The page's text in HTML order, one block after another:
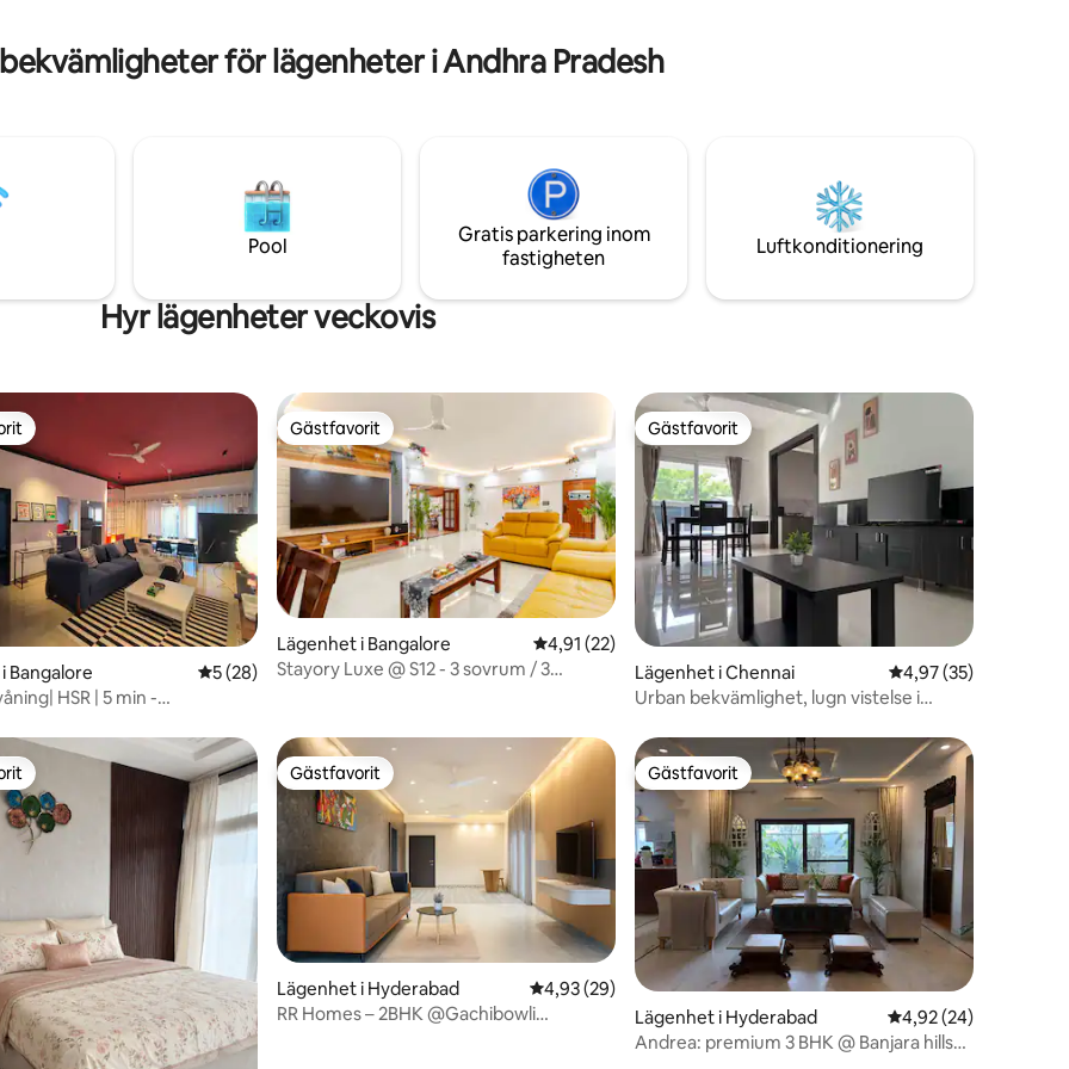
STRIKT FÖRBJUDEN.
💙
Krishna. ISKON. Middag i månskenet på
uteplatsen. Ravi villa ligger nära
för lägenheter i Andhra Pradesh
Pool
Gratis parkering inom
fastigheten
Luftkonditionering
Hyr lägenheter veckovis
betyg, 4 omdömen
Bangalore 5 av 5 i genomsnittligt betyg, 28 omdömen
5 (28)
HSR | 5 min -
Gästfavorit
Gästfavorit
Lägenhet i Bangalore 4,91 av 5 i genomsnittligt betyg, 22 omdömen
4,91 (22)
Stayory Luxe @ S12 - 3 sovrum / 3
Gästfavorit
Gästfavorit
Lägenhet i Chennai 4,97 av 5 i
4,97 (35)
Urban bekvämlighet, lugn vistelse i
betyg, 5 omdömen
Gästfavorit
Gästfavorit
Lägenhet i Hyderabad 4,93 av 5 i genomsnittligt betyg, 29 omdömen
4,93 (29)
RR Homes – 2BHK @Gachibowli
Gästfavorit
Gästfavorit
Lägenhet i Hyderabad 4,92 av 5 i
4,92 (24)
Andrea: premium 3 BHK @ Banjara hills